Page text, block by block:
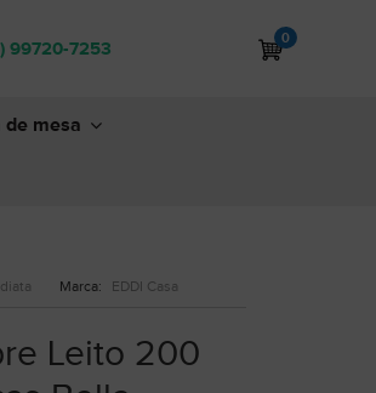
99720-7253
0
de mesa
Marca: EDDI Casa
Leito 200